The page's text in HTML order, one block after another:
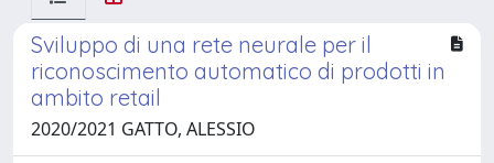
Sviluppo di una rete neurale per il
riconoscimento automatico di prodotti in
ambito retail
2020/2021 GATTO, ALESSIO